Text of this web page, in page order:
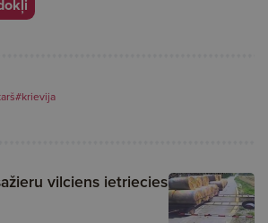
#krievija
vilciens ietriecies